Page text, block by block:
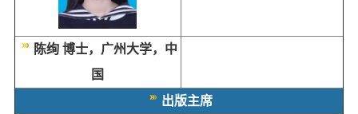
陈绚 博士，广州大学，中
国
出版主席